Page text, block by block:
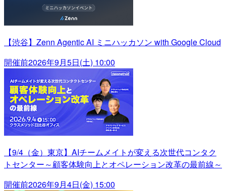
【渋谷】Zenn Agentic AI ミニハッカソン with Google Cloud
開催前2026年9月5日(土) 10:00
【9/4（金）東京】AIチームメイトが変える次世代コンタク
トセンター～顧客体験向上とオペレーション改革の最前線～
開催前2026年9月4日(金) 15:00